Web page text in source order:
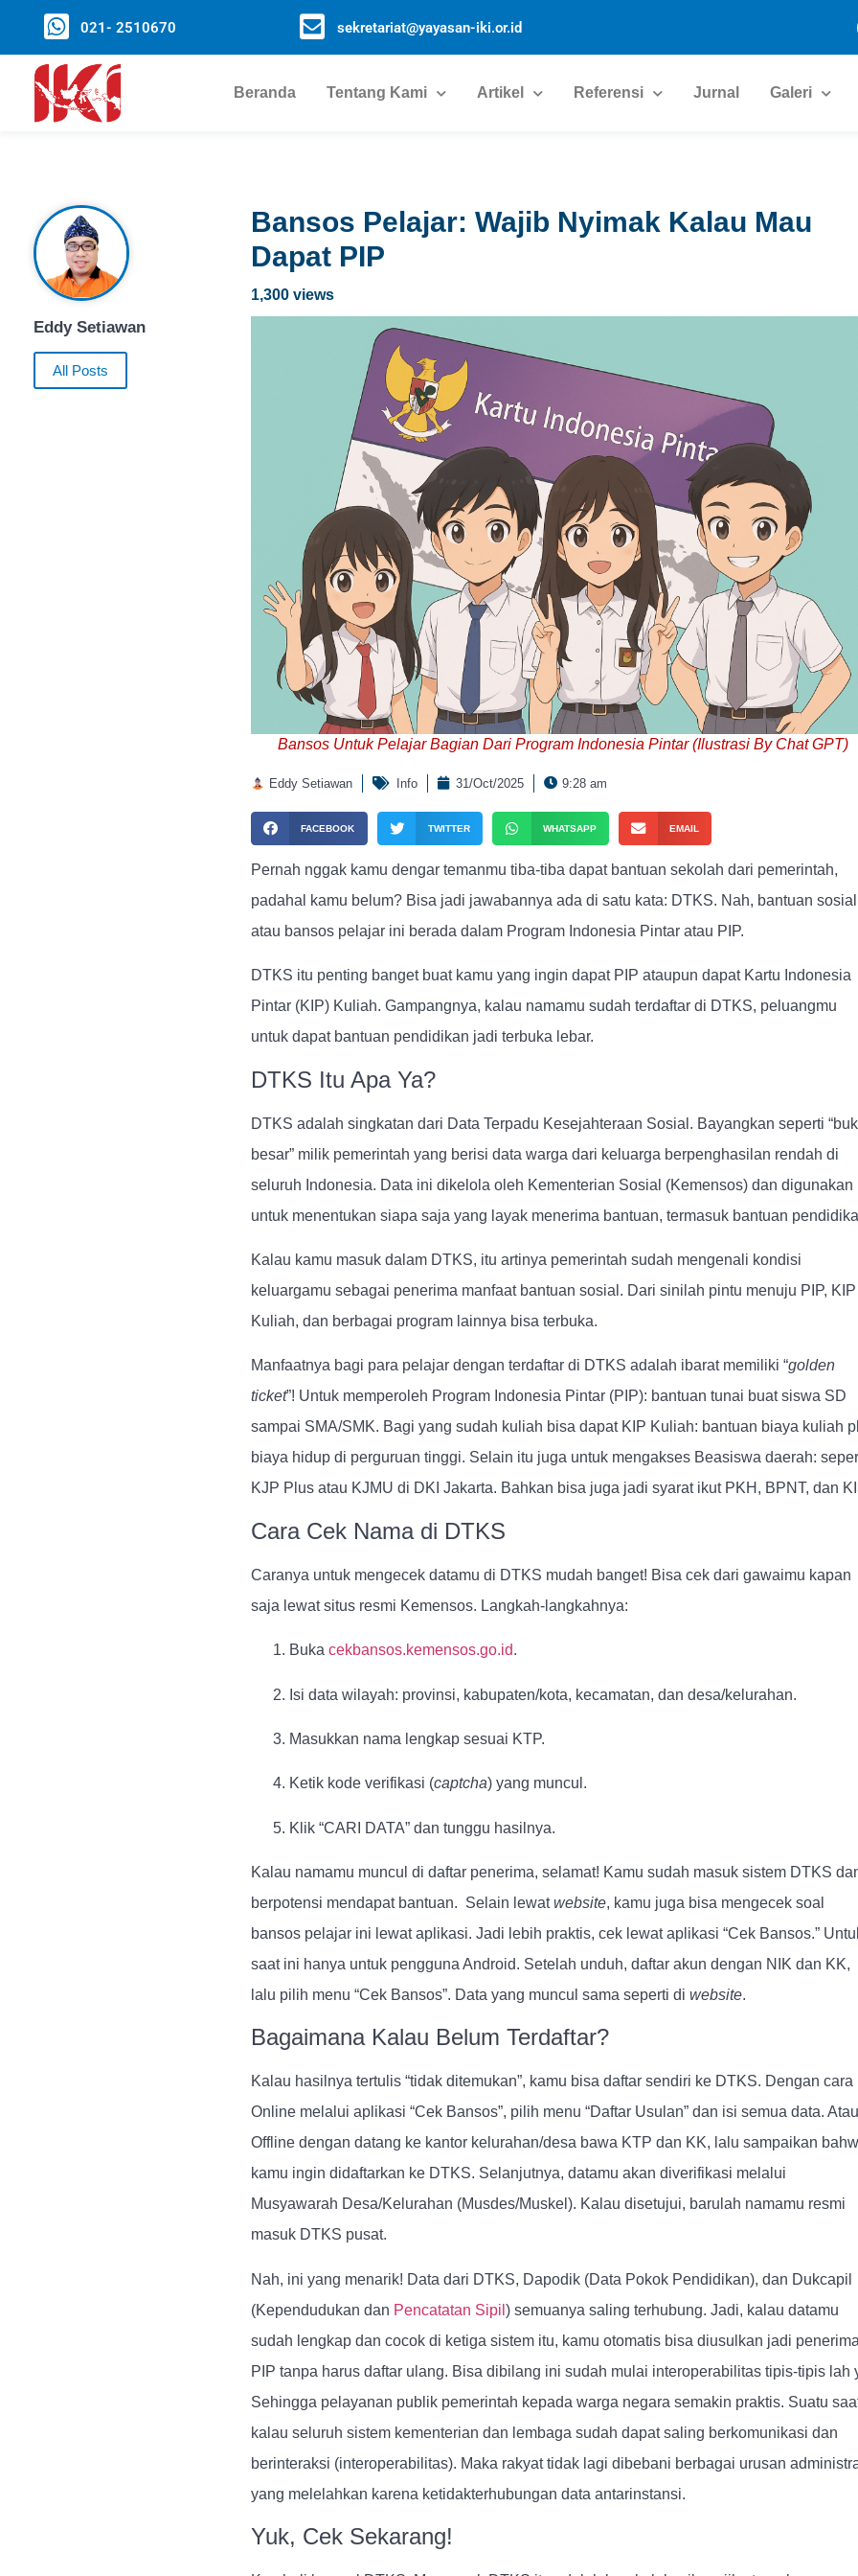
021- 2510670 sekretariat@yayasan-iki.or.id
Beranda Tentang Kami Artikel Referensi Jurnal Galeri
Eddy Setiawan
All Posts
Bansos Pelajar: Wajib Nyimak Kalau Mau
Dapat PIP
1,300 views
Bansos Untuk Pelajar Bagian Dari Program Indonesia Pintar (Ilustrasi By Chat GPT)
Eddy Setiawan Info 31/Oct/2025 9:28 am
FACEBOOK TWITTER WHATSAPP EMAIL
Pernah nggak kamu dengar temanmu tiba-tiba dapat bantuan sekolah dari pemerintah,
padahal kamu belum? Bisa jadi jawabannya ada di satu kata: DTKS. Nah, bantuan sosial
atau bansos pelajar ini berada dalam Program Indonesia Pintar atau PIP.
DTKS itu penting banget buat kamu yang ingin dapat PIP ataupun dapat Kartu Indonesia
Pintar (KIP) Kuliah. Gampangnya, kalau namamu sudah terdaftar di DTKS, peluangmu
untuk dapat bantuan pendidikan jadi terbuka lebar.
DTKS Itu Apa Ya?
DTKS adalah singkatan dari Data Terpadu Kesejahteraan Sosial. Bayangkan seperti
besar” milik pemerintah yang berisi data warga dari keluarga berpenghasilan rendah di
seluruh Indonesia. Data ini dikelola oleh Kementerian Sosial (Kemensos) dan digunakan
untuk menentukan siapa saja yang layak menerima bantuan, termasuk bantuan
Kalau kamu masuk dalam DTKS, itu artinya pemerintah sudah mengenali kondisi
keluargamu sebagai penerima manfaat bantuan sosial. Dari sinilah pintu menuju PIP, KIP
Kuliah, dan berbagai program lainnya bisa terbuka.
Manfaatnya bagi para pelajar dengan terdaftar di DTKS adalah ibarat memiliki “golden
ticket”! Untuk memperoleh Program Indonesia Pintar (PIP): bantuan tunai buat siswa SD
sampai SMA/SMK. Bagi yang sudah kuliah bisa dapat KIP Kuliah: bantuan biaya kuliah
biaya hidup di perguruan tinggi. Selain itu juga untuk mengakses Beasiswa daerah:
KJP Plus atau KJMU di DKI Jakarta. Bahkan bisa juga jadi syarat ikut PKH, BPNT, dan
Cara Cek Nama di DTKS
Caranya untuk mengecek datamu di DTKS mudah banget! Bisa cek dari gawaimu kapan
saja lewat situs resmi Kemensos. Langkah-langkahnya:
Buka cekbansos.kemensos.go.id.
Isi data wilayah: provinsi, kabupaten/kota, kecamatan, dan desa/kelurahan.
Masukkan nama lengkap sesuai KTP.
Ketik kode verifikasi (captcha) yang muncul.
Klik “CARI DATA” dan tunggu hasilnya.
Kalau namamu muncul di daftar penerima, selamat! Kamu sudah masuk sistem DTKS
berpotensi mendapat bantuan. Selain lewatwebsite, kamu juga bisa mengecek soal
bansos pelajar ini lewat aplikasi. Jadi lebih praktis, cek lewat aplikasi “Cek Bansos.”
saat ini hanya untuk pengguna Android. Setelah unduh, daftar akun dengan NIK dan KK,
lalu pilih menu “Cek Bansos”. Data yang muncul sama seperti di website.
Bagaimana Kalau Belum Terdaftar?
Kalau hasilnya tertulis “tidak ditemukan”, kamu bisa daftar sendiri ke DTKS. Dengan cara
Online melalui aplikasi “Cek Bansos”, pilih menu “Daftar Usulan” dan isi semua data. Atau
Offline dengan datang ke kantor kelurahan/desa bawa KTP dan KK, lalu sampaikan
kamu ingin didaftarkan ke DTKS. Selanjutnya, datamu akan diverifikasi melalui
Musyawarah Desa/Kelurahan (Musdes/Muskel). Kalau disetujui, barulah namamu resmi
masuk DTKS pusat.
Nah, ini yang menarik! Data dari DTKS, Dapodik (Data Pokok Pendidikan), dan Dukcapil
(Kependudukan dan Pencatatan Sipil ) semuanya saling terhubung. Jadi, kalau datamu
sudah lengkap dan cocok di ketiga sistem itu, kamu otomatis bisa diusulkan jadi penerima
PIP tanpa harus daftar ulang. Bisa dibilang ini sudah mulai interoperabilitas tipis-tipis lah
Sehingga pelayanan publik pemerintah kepada warga negara semakin praktis. Suatu
kalau seluruh sistem kementerian dan lembaga sudah dapat saling berkomunikasi dan
berinteraksi (interoperabilitas). Maka rakyat tidak lagi dibebani berbagai urusan
yang melelahkan karena ketidakterhubungan data antarinstansi.
Yuk, Cek Sekarang!